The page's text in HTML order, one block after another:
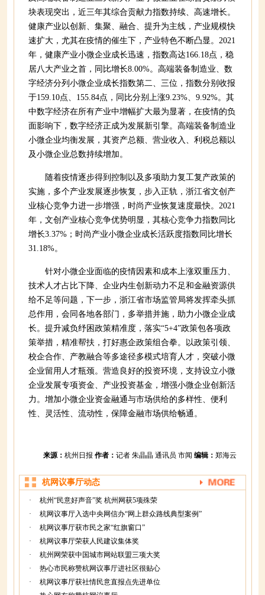
块表现突出，近三年其综合贡献力指数持续、高速增长。
健康产业以创新、集聚、融合、提升为主线，产业规模快
速扩大，尤其在疫情的催生下，产业特色不断凸显。2021
年，健康产业小微企业成长迅速，指数高达166.18点，稳
居八大产业之首，同比增长8.00%。高端装备制造业、数
字经济分列小微企业成长指数第二、三位，指数分别收报
于159.10点、155.84点，同比分别上涨9.23%、9.92%。其
中数字经济在所有产业中增幅扩大最为显著，在疫情的负
面影响下，数字经济正成为发展新引擎。高端装备制造业
小微企业均衡发展，其资产总额、营业收入、利税总额以
及小微企业总数持续增加。
随着疫情逐步得到控制以及多项助力复工复产政策的
实施，多个产业发展逐步恢复，步入正轨，浙江省文创产
业核心竞争力进一步增强，时尚产业恢复速度最快。2021
年，文创产业核心竞争优势明显，其核心竞争力指数同比
增长3.37%；时尚产业小微企业成长活跃度指数同比增长
31.18%。
针对小微企业面临的疫情因素和成本上涨双重压力、
技术人才占比下降、企业内生创新动力不足和金融资源供
给不足等问题，下一步，浙江省市场监管局将发挥牵头抓
总作用，会同各地各部门，多举措并施，助力小微企业成
长。提升减负纾困政策精准度，落实“5+4”政策包各项政
策举措，精准帮扶，打好惠企政策组合拳。以政策引领、
校企合作、产教融合等多途径多模式培育人才，突破小微
企业留用人才瓶颈。营造良好的投资环境，支持设立小微
企业发展专项资金、产业投资基金，增强小微企业创新活
力。增加小微企业资金融通与市场供给的多样性、便利
性、灵活性、流动性，保障金融市场供给畅通。
来源： 杭州日报 作者： 记者 朱晶晶 通讯员 市闻 编辑： 郑海云
杭网议事厅动态
·
杭州“民意好声音”奖 杭州网获5项殊荣
·
杭网议事厅入选中央网信办“网上群众路线典型案例”
·
杭网议事厅获市民之家“红旗窗口”
·
杭网议事厅荣获人民建议集体奖
·
杭州网荣获中国城市网站联盟三项大奖
·
热心市民称赞杭网议事厅进社区很贴心
·
杭网议事厅获社情民意直报点先进单位